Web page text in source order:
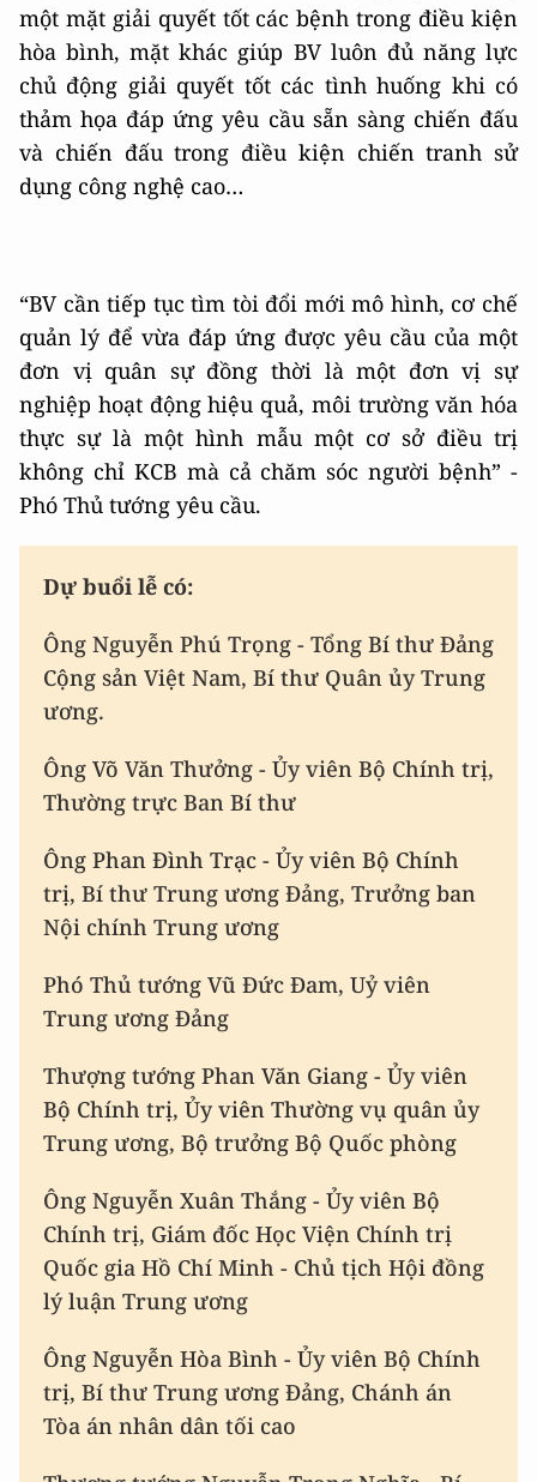
một mặt giải quyết tốt các bệnh trong điều kiện
hòa bình, mặt khác giúp BV luôn đủ năng lực
chủ động giải quyết tốt các tình huống khi có
thảm họa đáp ứng yêu cầu sẵn sàng chiến đấu
và chiến đấu trong điều kiện chiến tranh sử
dụng công nghệ cao…
“BV cần tiếp tục tìm tòi đổi mới mô hình, cơ chế
quản lý để vừa đáp ứng được yêu cầu của một
đơn vị quân sự đồng thời là một đơn vị sự
nghiệp hoạt động hiệu quả, môi trường văn hóa
thực sự là một hình mẫu một cơ sở điều trị
không chỉ KCB mà cả chăm sóc người bệnh” -
Phó Thủ tướng yêu cầu.
Dự buổi lễ có:
Ông Nguyễn Phú Trọng - Tổng Bí thư Đảng
Cộng sản Việt Nam, Bí thư Quân ủy Trung
ương.
Ông Võ Văn Thưởng - Ủy viên Bộ Chính trị,
Thường trực Ban Bí thư
Ông Phan Đình Trạc - Ủy viên Bộ Chính
trị, Bí thư Trung ương Đảng, Trưởng ban
Nội chính Trung ương
Phó Thủ tướng Vũ Đức Đam, Uỷ viên
Trung ương Đảng
Thượng tướng Phan Văn Giang - Ủy viên
Bộ Chính trị, Ủy viên Thường vụ quân ủy
Trung ương, Bộ trưởng Bộ Quốc phòng
Ông Nguyễn Xuân Thắng - Ủy viên Bộ
Chính trị, Giám đốc Học Viện Chính trị
Quốc gia Hồ Chí Minh - Chủ tịch Hội đồng
lý luận Trung ương
Ông Nguyễn Hòa Bình - Ủy viên Bộ Chính
trị, Bí thư Trung ương Đảng, Chánh án
Tòa án nhân dân tối cao